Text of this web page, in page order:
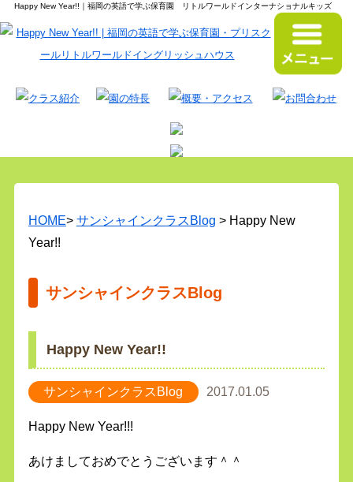
Happy New Year!!｜福岡の英語で学ぶ保育園 リトルワールドインターナショナルキッズ
HOME> サンシャインクラスBlog > Happy New
Year!!
サンシャインクラスBlog
Happy New Year!!
サンシャインクラスBlog 2017.01.05
Happy New Year!!!
あけましておめでとうございます＾＾